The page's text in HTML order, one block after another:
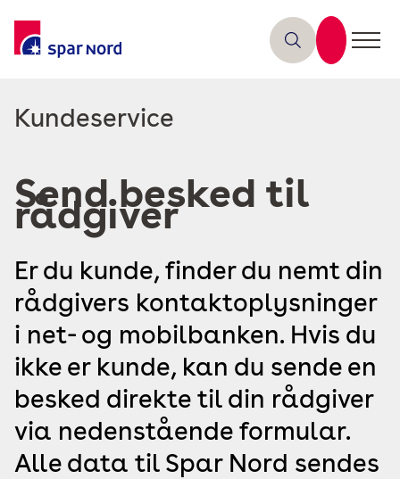
Read
Kundeservice
Send besked til
rådgiver
Er du kunde, finder du nemt din
rådgivers kontaktoplysninger
i net- og mobilbanken. Hvis du
ikke er kunde, kan du sende en
besked direkte til din rådgiver
via nedenstående formular.
Alle data til Spar Nord sendes